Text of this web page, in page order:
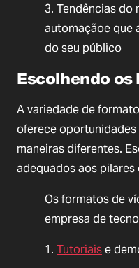
3. Tendências do
automaçãoe que
do seu público
Escolhendo os
A variedade de
oferece
maneiras diferentes.
adequados aos pilares
Os formatos de
empresa de
1. Tutoriaise